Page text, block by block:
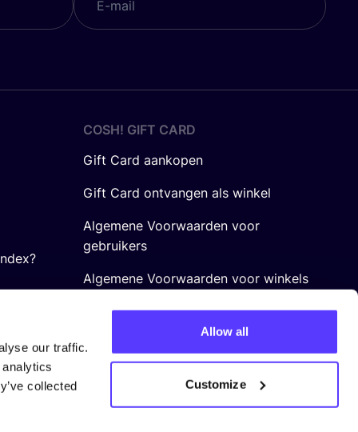
our traffic.
collected
Allow all
Customize
COSH! GIFT CARD
Gift Card aankopen
Gift Card ontvangen als winkel
Algemene Voorwaarden voor
gebruikers
Algemene Voorwaarden voor winkels